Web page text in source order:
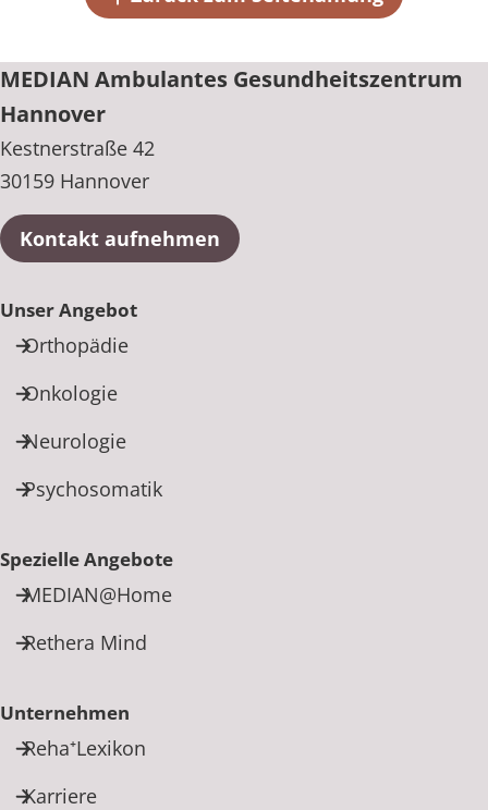
MEDIAN Ambulantes Gesundheitszentrum
Hannover
Kestnerstraße 42
30159 Hannover
Kontakt aufnehmen
Unser Angebot
Orthopädie
Onkologie
Neurologie
Psychosomatik
Spezielle Angebote
MEDIAN@Home
Rethera Mind
Unternehmen
Reha⁺Lexikon
Karriere